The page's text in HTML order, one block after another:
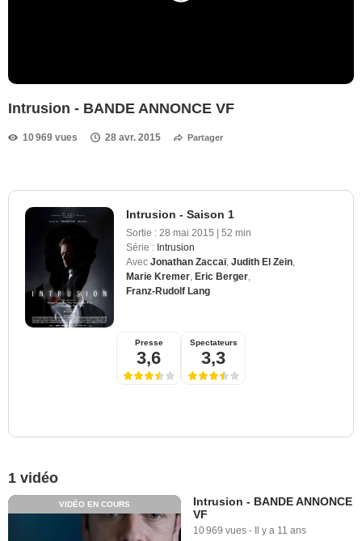
Intrusion - BANDE ANNONCE VF
10 969 vues 28 avr. 2015 Partager
Intrusion - Saison 1
Sortie : 28 mai 2015 | 52 min
Série : Intrusion
Avec Jonathan Zaccaï, Judith El Zein
Marie Kremer Eric Berger
Franz-Rudolf Lang
Presse
3,6
Spectateurs
3,3
1 vidéo
VIDÉO EN COURS
Intrusion - BANDE ANNONCE
VF
10 969 vues - Il y a 11 ans